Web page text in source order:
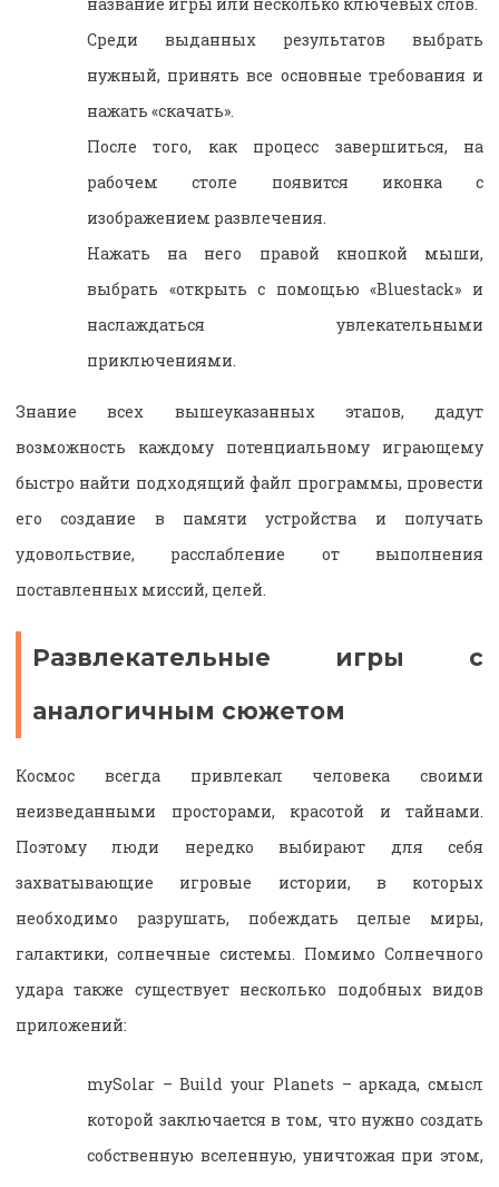
Среди выданных результатов выбрать
нужный, принять все основные требования и
нажать «скачать».
После того, как процесс завершиться, на
рабочем столе появится иконка с
изображением развлечения.
Нажать на него правой кнопкой мыши,
выбрать «открыть с помощью «Bluestack» и
наслаждаться увлекательными
приключениями.
Знание всех вышеуказанных этапов, дадут
возможность каждому потенциальному играющему
быстро найти подходящий файл программы, провести
его создание в памяти устройства и получать
удовольствие, расслабление от выполнения
поставленных миссий, целей.
Развлекательные игры с
аналогичным сюжетом
Космос всегда привлекал человека своими
неизведанными просторами, красотой и тайнами.
Поэтому люди нередко выбирают для себя
захватывающие игровые истории, в которых
необходимо разрушать, побеждать целые миры,
галактики, солнечные системы. Помимо Солнечного
удара также существует несколько подобных видов
приложений:
mySolar – Build your Planets – аркада, смысл
которой заключается в том, что нужно создать
собственную вселенную, уничтожая при этом,